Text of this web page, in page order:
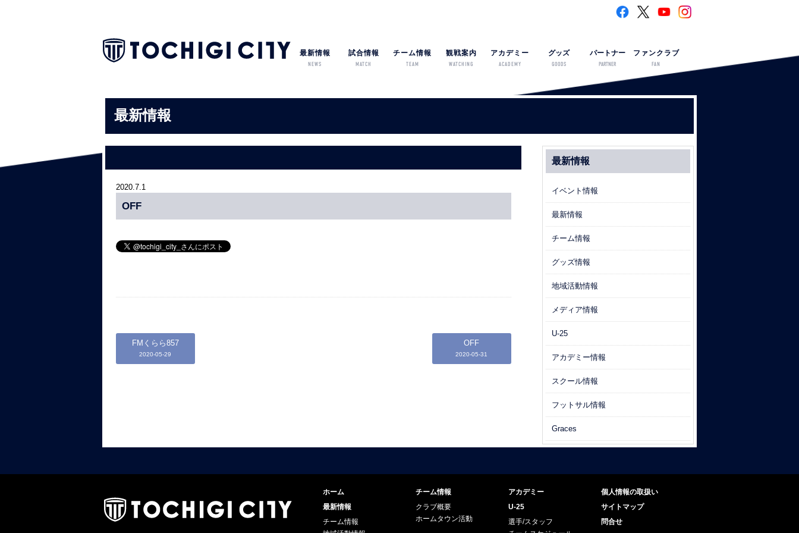
最新情報
NEWS
試合情報
MATCH
チーム情報
TEAM
観戦案内
WATCHING
アカデミー
ACADEMY
グッズ
GOODS
パートナー
PARTNER
ファンクラブ
FAN
最新情報
2020.7.1
OFF
FMくらら857
2020-05-29
OFF
2020-05-31
最新情報
イベント情報
最新情報
チーム情報
グッズ情報
地域活動情報
メディア情報
U-25
アカデミー情報
スクール情報
フットサル情報
Graces
ホーム
最新情報
チーム情報
チーム情報
クラブ概要
ホームタウン活動
アカデミー
U-25
選手/スタッフ
個人情報の取扱い
サイトマップ
問合せ